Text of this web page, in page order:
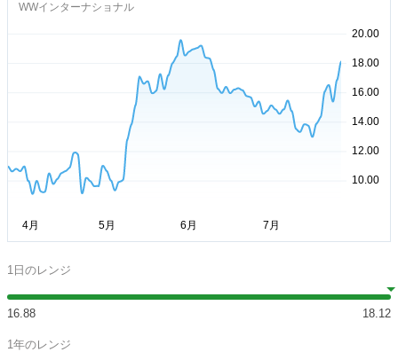
WWインターナショナル
1日のレンジ
16.88 18.12
1年のレンジ